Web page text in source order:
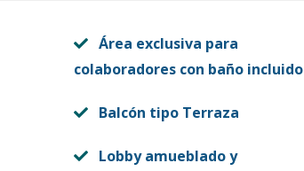
Área exclusiva para
colaboradores con baño incluido
Balcón tipo Terraza
Lobby amueblado y